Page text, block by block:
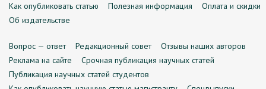
Как опубликовать статью
Полезная информация
Оплата и скидки
Об издательстве
Вопрос — ответ Редакционный совет
Отзывы наших авторов
Реклама на сайте
Срочная публикация научных статей
Публикация научных статей студентов